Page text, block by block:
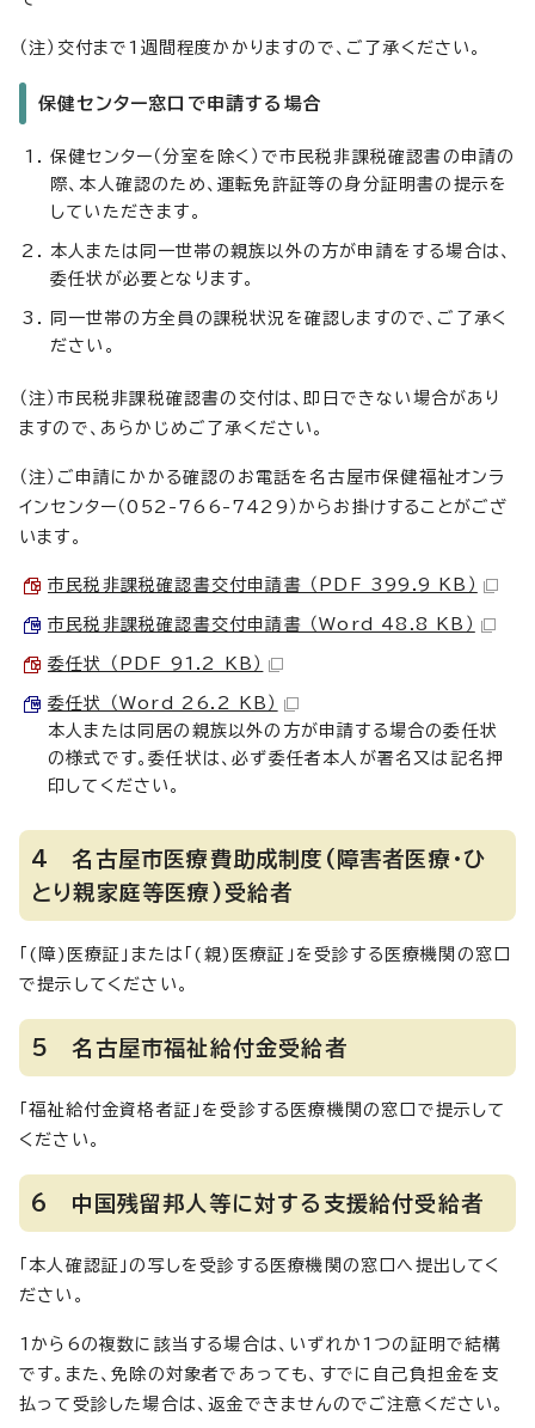
（注）交付まで1週間程度かかりますので、ご了承ください。
保健センター窓口で申請する場合
保健センター（分室を除く）で市民税非課税確認書の申請の
際、本人確認のため、運転免許証等の身分証明書の提示を
していただきます。
本人または同一世帯の親族以外の方が申請をする場合は、
委任状が必要となります。
同一世帯の方全員の課税状況を確認しますので、ご了承く
ださい。
（注）市民税非課税確認書の交付は、即日できない場合があり
ますので、あらかじめご了承ください。
（注）ご申請にかかる確認のお電話を名古屋市保健福祉オンラ
インセンター（052-766-7429）からお掛けすることがござ
います。
市民税非課税確認書交付申請書 （PDF 399.9 KB）
市民税非課税確認書交付申請書 （Word 48.8 KB）
委任状 （PDF 91.2 KB）
委任状 （Word 26.2 KB）
本人または同居の親族以外の方が申請する場合の委任状
の様式です。委任状は、必ず委任者本人が署名又は記名押
印してください。
4 名古屋市医療費助成制度(障害者医療・ひ
とり親家庭等医療)受給者
「(障)医療証」または「(親)医療証」を受診する医療機関の窓口
で提示してください。
5 名古屋市福祉給付金受給者
「福祉給付金資格者証」を受診する医療機関の窓口で提示して
ください。
6 中国残留邦人等に対する支援給付受給者
「本人確認証」の写しを受診する医療機関の窓口へ提出してく
ださい。
1から6の複数に該当する場合は、いずれか1つの証明で結構
です。また、免除の対象者であっても、すでに自己負担金を支
払って受診した場合は、返金できませんのでご注意ください。